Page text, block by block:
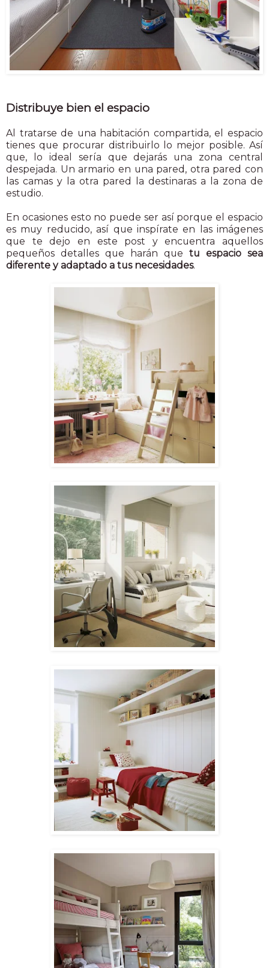
Distribuye bien el espacio
Al tratarse de una habitación compartida, el espacio
tienes que procurar distribuirlo lo mejor posible. Así
que, lo ideal sería que dejarás una zona central
despejada. Un armario en una pared, otra pared con
las camas y la otra pared la destinaras a la zona de
estudio.
En ocasiones esto no puede ser así porque el espacio
es muy reducido, así que inspírate en las imágenes
que te dejo en este post y encuentra aquellos
pequeños detalles que harán que tu espacio sea
diferente y adaptado a tus necesidades.